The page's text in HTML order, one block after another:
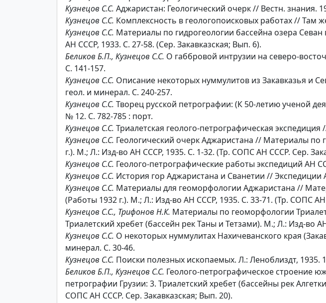
Кузнецов С.С. Аджаристан: Геологический очерк // Вестн. знания.
Кузнецов С.С. Комплексность в геологопоисковых работах // Там
Кузнецов С.С. Материалы по гидрогеологии бассейна озера
АН СССР, 1933. С. 27-58. (Сер. Закавказская; Вып. 6).
Беликов Б.П., Кузнецов С.С. О габбровой интрузии на северо-
С. 141-157.
Кузнецов С.С. Описание некоторых нуммулитов из Закавказья и
геол. и минерал. С. 240-257.
Кузнецов С.С. Творец русской петрографии: (К 50-летию ученой
№ 12. С. 782-785 : порт.
Кузнецов С.С. Триалетская геолого-петрографическая
Кузнецов С.С. Геологический очерк Аджаристана // Материалы по
г.). М.; Л.: Изд-во АН СССР, 1935. С. 1-32. (Тр. СОПС АН СССР. Сер.
Кузнецов С.С. Геолого-петрографические работы экспедиций АН
Кузнецов С.С. История гор Аджаристана и Сванетии //
Кузнецов С.С. Материалы для геоморфологии Аджаристана //
(Работы 1932 г.). М.; Л.: Изд-во АН СССР, 1935. С. 33-71. (Тр. СОПС
Кузнецов С.С., Трифонов Н.К. Материалы по геоморфологии
Триалетский хребет (бассейн рек Таны и Тетзами). М.; Л.: Изд-во
Кузнецов С.С. О некоторых нуммулитах Нахичеванского края
минерал. С. 30-46.
Кузнецов С.С. Поиски полезных ископаемых. Л.: Леноблиздт, 1935.
Беликов Б.П., Кузнецов С.С. Геолого-петрографическое строение
петрографии Грузии: 3. Триалетский хребет (бассейны рек
СОПС АН СССР. Сер. Закавказская; Вып. 20).